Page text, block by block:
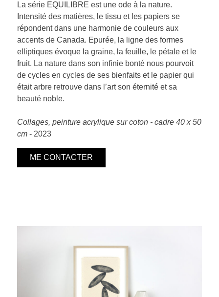
La série EQUILIBRE est une ode à la nature.
Intensité des matières, le tissu et les papiers se
répondent dans une harmonie de couleurs aux
accents de Canada. Epurée, la ligne des formes
elliptiques évoque la graine, la feuille, le pétale et le
fruit. La nature dans son infinie bonté nous pourvoit
de cycles en cycles de ses bienfaits et le papier qui
était arbre retrouve dans l’art son éternité et sa
beauté noble.
Collages, peinture acrylique sur coton - cadre 40 x 50
cm - 2023
ME CONTACTER